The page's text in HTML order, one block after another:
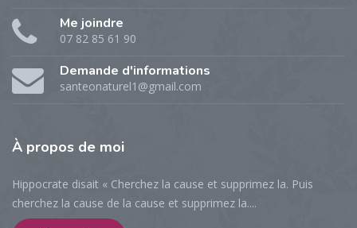
Me joindre
07 82 85 61 90
Demande d'informations
santeonaturel1@gmail.com
À propos de moi
Hippocrate disait « Cherchez la cause et supprimez la. Puis
cherchez la cause de la cause et supprimez la....